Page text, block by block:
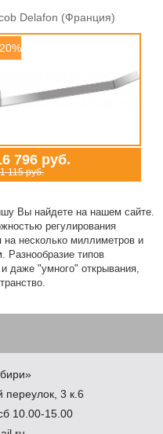
Delafon (Франция)
796 руб.
115 руб.
Вы найдете на нашем сайте.
регулирования
несколько миллиметров и
Разнообразие типов
даже "умного" открывания,
переулок, 3 к.6
10.00-15.00